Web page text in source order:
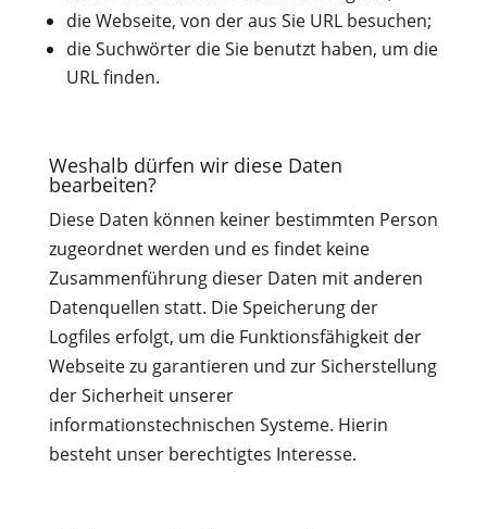
die Webseite, von der aus Sie URL besuchen;
die Suchwörter die Sie benutzt haben, um die
URL finden.
Weshalb dürfen wir diese Daten
bearbeiten?
Diese Daten können keiner bestimmten Person
zugeordnet werden und es findet keine
Zusammenführung dieser Daten mit anderen
Datenquellen statt. Die Speicherung der
Logfiles erfolgt, um die Funktionsfähigkeit der
Webseite zu garantieren und zur Sicherstellung
der Sicherheit unserer
informationstechnischen Systeme. Hierin
besteht unser berechtigtes Interesse.